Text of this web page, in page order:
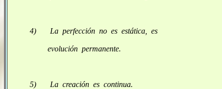
4) La perfección no es estática, es
evolución permanente.
5) La creación es continua.